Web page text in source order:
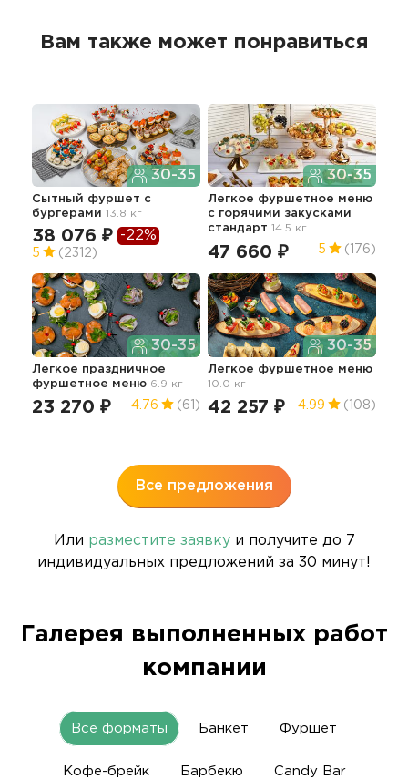
Вам также может понравиться
30-35
Сытный фуршет с
бургерами 13.8 кг
38 076 ₽ -22%
5 (2312)
30-35
Легкое фуршетное меню
c горячими закусками
стандарт 14.5 кг
47 660 ₽ 5 (176)
30-35
Легкое праздничное
фуршетное меню 6.9 кг
23 270 ₽ 4.76 (61)
30-35
Легкое фуршетное меню
10.0 кг
42 257 ₽ 4.99 (108)
Все предложения
Или разместите заявкуи получите до 7
индивидуальных предложений за 30 минут!
Галерея выполненных работ
компании
Все форматы Банкет Фуршет
Кофе-брейк Барбекю Candy Bar